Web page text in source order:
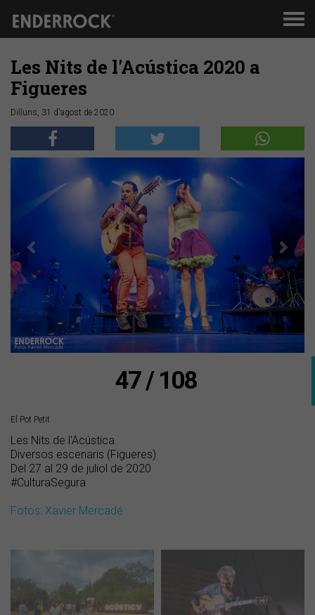
Les Nits de l'Acústica 2020 a
Figueres
Dilluns, 31 d'agost de 2020
Anterior
47 / 108
El Pot Petit
Les Nits de l'Acústica
Diversos escenaris (Figueres)
Del 27 al 29 de juliol de 2020
#CulturaSegura
Fotos: Xavier Mercadé